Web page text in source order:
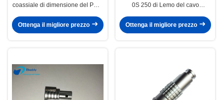
coassiale di dimensione del PWB
stampato
Ottenga il migliore prezzo
0S 250 di Lemo del cavo
spina 0S
Ottenga il migliore prezzo